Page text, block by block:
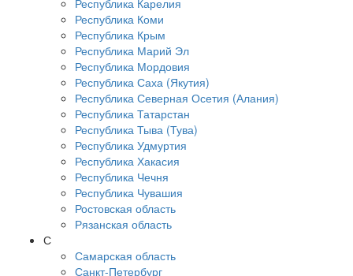
Республика Карелия
Республика Коми
Республика Крым
Республика Марий Эл
Республика Мордовия
Республика Саха (Якутия)
Республика Северная Осетия (Алания)
Республика Татарстан
Республика Тыва (Тува)
Республика Удмуртия
Республика Хакасия
Республика Чечня
Республика Чувашия
Ростовская область
Рязанская область
С
Самарская область
Санкт-Петербург